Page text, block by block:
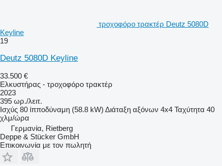
τροχοφόρο τρακτέρ Deutz 5080D
Keyline
19
Deutz 5080D Keyline
33.500 €
Ελκυστήρας - τροχοφόρο τρακτέρ
2023
395 ωρ./λειτ.
Ισχύς 80 ίπποδύναμη (58.8 kW) Διάταξη αξόνων 4x4 Ταχύτητα 40
χλμ/ώρα
Γερμανία, Rietberg
Deppe & Stücker GmbH
Επικοινωνία με τον πωλητή